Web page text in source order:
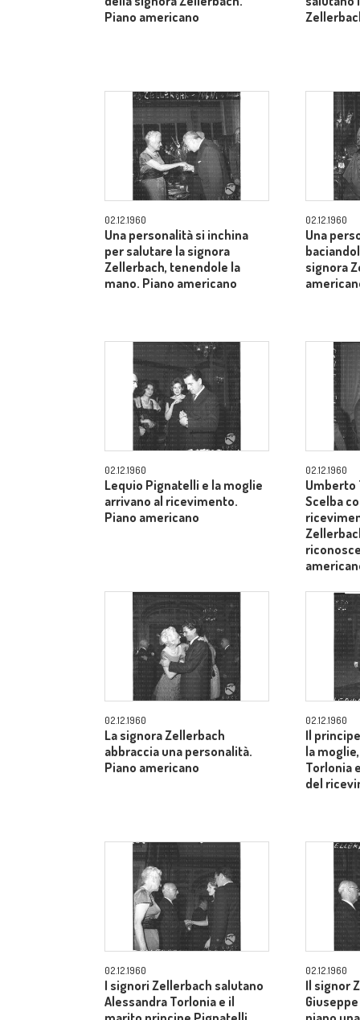
Piano americano
02.12.1960
Una personalità si inchina
per salutare la signora
Zellerbach, tenendole la
mano. Piano americano
02.12.1960
Una
signora
02.12.1960
Lequio Pignatelli e la moglie
arrivano al ricevimento.
Piano americano
02.12.1960
Umberto
Scelba
02.12.1960
La signora Zellerbach
abbraccia una personalità.
Piano americano
02.12.1960
Il
la
Torlonia
del
02.12.1960
I signori Zellerbach salutano
Alessandra Torlonia e il
02.12.1960
Il signor